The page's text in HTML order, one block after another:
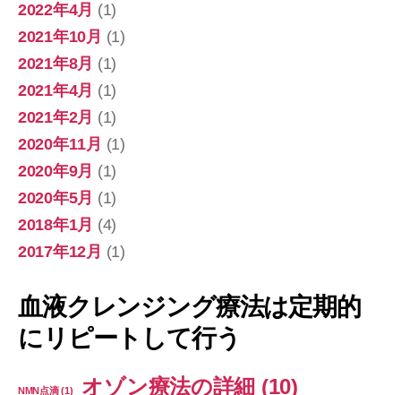
2022年4月 (1)
2021年10月 (1)
2021年8月 (1)
2021年4月 (1)
2021年2月 (1)
2020年11月 (1)
2020年9月 (1)
2020年5月 (1)
2018年1月 (4)
2017年12月 (1)
血液クレンジング療法は定期的
にリピートして行う
NMN点滴(1) オゾン療法の詳細 (10)